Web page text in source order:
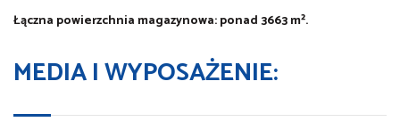
Łączna powierzchnia magazynowa: ponad 3663 m².
MEDIA I WYPOSAŻENIE: